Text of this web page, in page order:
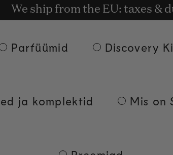
kohaletoimetamine alates
We ship from the EU: taxes &
Get rewards for shopping with
Parfüümid Discovery
ja komplektid Mis on